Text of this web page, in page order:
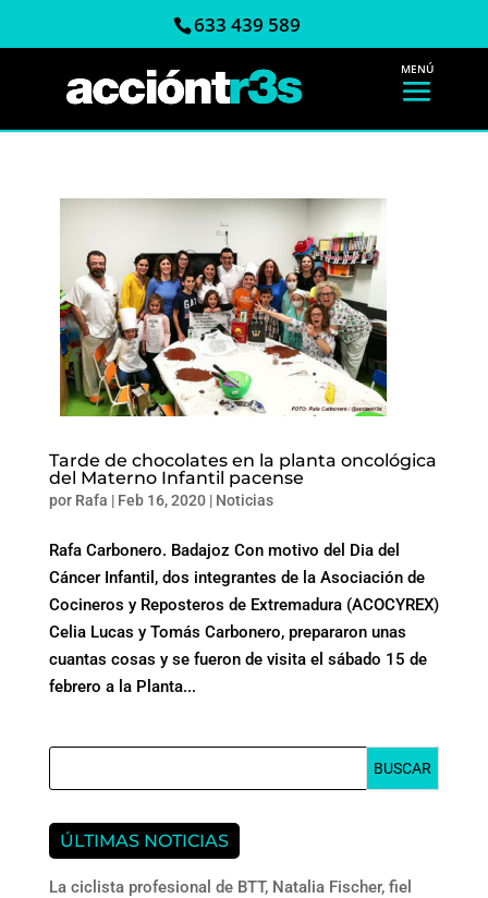
633 439 589
Tarde de chocolates en la planta oncológica
del Materno Infantil pacense
por Rafa | Feb 16, 2020| Noticias
Rafa Carbonero. Badajoz Con motivo del Dia del
Cáncer Infantil, dos integrantes de la Asociación de
Cocineros y Reposteros de Extremadura (ACOCYREX)
Celia Lucas y Tomás Carbonero, prepararon unas
cuantas cosas y se fueron de visita el sábado 15 de
febrero a la Planta...
ÚLTIMAS NOTICIAS
La ciclista profesional de BTT, Natalia Fischer, fiel